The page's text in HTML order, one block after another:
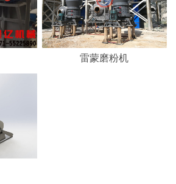
雷蒙磨粉机